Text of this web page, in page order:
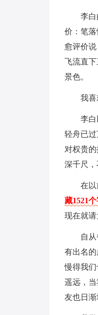
李
价：笔
愈评价
飞流直
景色。
我喜
李白
轻舟已
对权贵
深千尺，
在以
藏1521
现在就请
自
有出名
慢得我
遥远，
友也日渐